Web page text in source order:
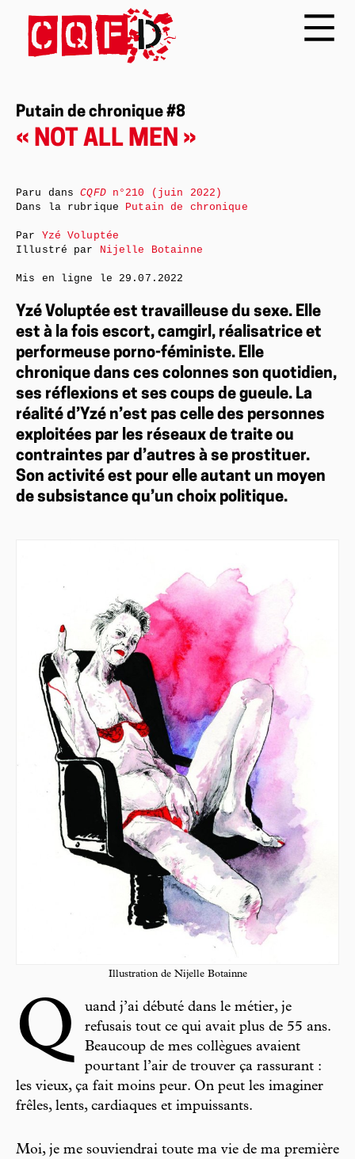
Putain de chronique #8
« NOT ALL MEN »
Yzé Voluptée est travailleuse du sexe. Elle
est à la fois escort, camgirl, réalisatrice et
performeuse porno-féministe. Elle
chronique dans ces colonnes son quotidien,
ses réflexions et ses coups de gueule. La
réalité d’Yzé n’est pas celle des personnes
exploitées par les réseaux de traite ou
contraintes par d’autres à se prostituer.
Son activité est pour elle autant un moyen
de subsistance qu’un choix politique.
Illustration de Nijelle Botainne
Q
uand j’ai débuté dans le métier, je
refusais tout ce qui avait plus de 55 ans.
Beaucoup de mes collègues avaient
pourtant l’air de trouver ça rassurant :
les vieux, ça fait moins peur. On peut les imaginer
frêles, lents, cardiaques et impuissants.
Moi, je me souviendrai toute ma vie de ma première
Paru dansCQFDn°210 (juin 2022)
Dans la rubrique Putain de chronique
Par Yzé Voluptée
Illustré par Nijelle Botainne
Mis en ligne le 29.07.2022